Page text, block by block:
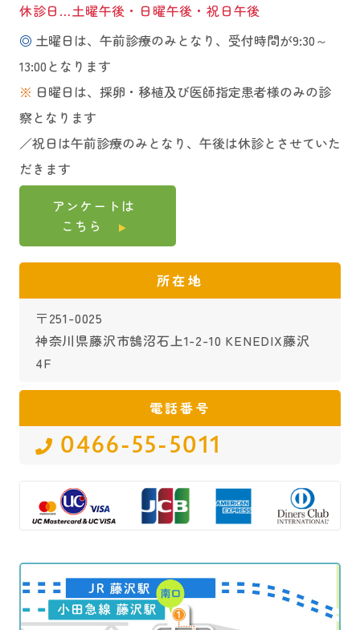
休診日…土曜午後・日曜午後・祝日午後
◎ 土曜日は、午前診療のみとなり、受付時間が9:30～
13:00となります
※ 日曜日は、採卵・移植及び医師指定患者様のみの診
察となります
／祝日は午前診療のみとなり、午後は休診とさせていた
だきます
アンケートは
こちら
所在地
〒251-0025
神奈川県藤沢市鵠沼石上1-2-10 KENEDIX藤沢
4F
電話番号
0466-55-5011